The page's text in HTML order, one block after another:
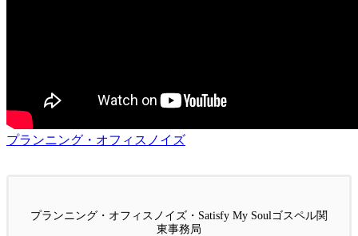
プランニング・オフィスノイズ
プランニング・オフィスノイズ・Satisfy My Soulゴスペル関
東事務局